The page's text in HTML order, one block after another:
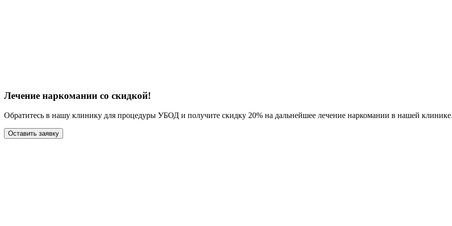
Лечение наркомании со скидкой!
Обратитесь в нашу клинику для процедуры УБОД и получите скидку 20% на дальнейшее лечение наркомании в нашей
Оставить заявку